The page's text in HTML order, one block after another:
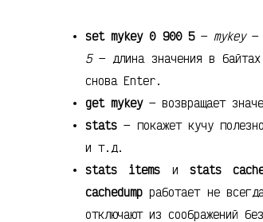
set mykey 0 900 5—mykey—
5— длина значения в
снова Enter.
get mykey— возвращает
stats — покажет кучу
и т.д.
stats items и stats
cachedump работает не
отключают из соображений